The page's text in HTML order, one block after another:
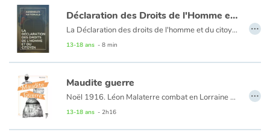
Déclaration des Droits de l'Homme et du Citoyen
La Déclaration des droits de l'homme et du citoyen (DDHC) de 1789 est un texte fondamental de la Révolution française qui énonce un ensemble de droits naturels individuels et communs, ainsi que les conditions de leur mise en œuvre. Ses derniers articles sont adoptés le 26 août 1789.
13-18 ans - 8 min
…
Maudite guerre
Noël 1916. Léon Malaterre combat en Lorraine dans les tranchées. Les lettres de Louison, sa femme, lui permettent de résister à cette maudite guerre et elles lui apportent également un éclairage sur ce que vivent les femmes de l’arrière, dans son Tarn natal. Mais Louison, féministe avant l’heure, lui envoie également des articles de presse de Marcelle Capy... Cette femme étonnante a subi la censure pour ses textes militants. Elle parle de paix ; elle soutient les poilus, défend les femmes et fustige les planqués. Quand elle tente de publier son livre : « Une voix de femme dans la Mêlée », la censure lui répond : « Si ce texte avait été écrit par un homme… Mais si on laisse parler les femmes, où irons-nous ? »
13-18 ans - 2h16
…